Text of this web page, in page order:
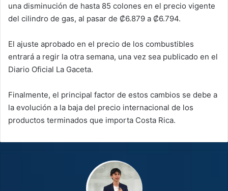
una disminución de hasta 85 colones en el precio vigente
del cilindro de gas, al pasar de ₡6.879 a ₡6.794.
El ajuste aprobado en el precio de los combustibles
entrará a regir la otra semana, una vez sea publicado en el
Diario Oficial La Gaceta.
Finalmente, el principal factor de estos cambios se debe a
la evolución a la baja del precio internacional de los
productos terminados que importa Costa Rica.